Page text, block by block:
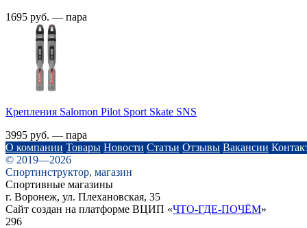
1695 руб. — пара
Крепления Salomon Pilot Sport Skate SNS
3995 руб. — пара
О компании Товары Новости Статьи Отзывы Вакансии
© 2019—2026
Спортинструктор, магазин
Спортивные магазины
г. Воронеж, ул. Плехановская, 35
Сайт создан на платформе ВЦИП «ЧТО-ГДЕ-ПОЧЁМ»
296